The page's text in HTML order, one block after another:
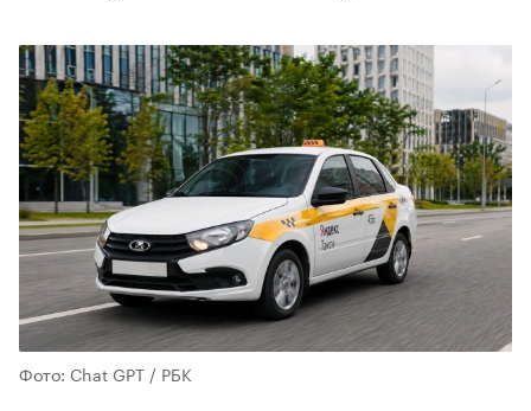
Фото: Chat GPT / РБК